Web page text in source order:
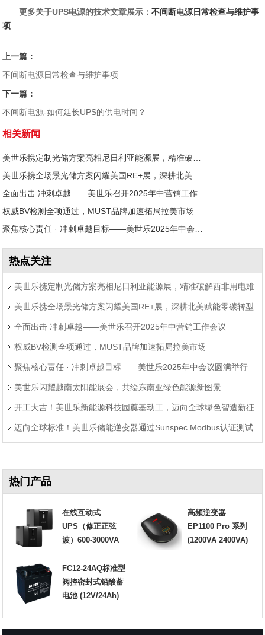
更多关于UPS电源的技术文章展示：不间断电源日常检查与维护事
项
上一篇：
不间断电源日常检查与维护事项
下一篇：
不间断电源-如何延长UPS的供电时间？
相关新闻
权威BV检测全项通过，MUST品牌加速拓局拉美市场
热点关注
美世乐携定制光储方案亮相尼日利亚能源展，精准破解西非用电难
题 美世乐携全场景光储方案闪耀美国RE+展，深耕北美赋能零碳转型
全面出击 冲刺卓越——美世乐召开2025年中营销工作会议
权威BV检测全项通过，MUST品牌加速拓局拉美市场
聚焦核心责任 · 冲刺卓越目标——美世乐2025年中会议圆满举行
美世乐闪耀越南太阳能展会，共绘东南亚绿色能源新图景
开工大吉！美世乐新能源科技园奠基动工，迈向全球绿色智造新征
程 迈向全球标准！美世乐储能逆变器通过Sunspec Modbus认证测试
热门产品
在线互动式
UPS（修正正弦
波）600-3000VA
高频逆变器
EP1100 Pro 系列
(1200VA 2400VA)
FC12-24AQ标准型
阀控密封式铅酸蓄
电池 (12V/24Ah)